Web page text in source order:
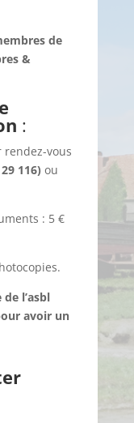
de
&
:
rendez-vous
116) ou
: 5 €
l’asbl
avoir un